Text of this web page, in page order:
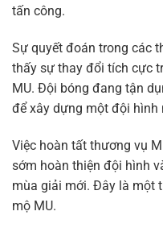
tấn công.
Sự quyết đoán trong các
thấy sự thay đổi tích cực
MU. Đội bóng đang tận
để xây dựng một đội hình
Việc hoàn tất thương vụ
sớm hoàn thiện đội hình
mùa giải mới. Đây là một
mộ MU.